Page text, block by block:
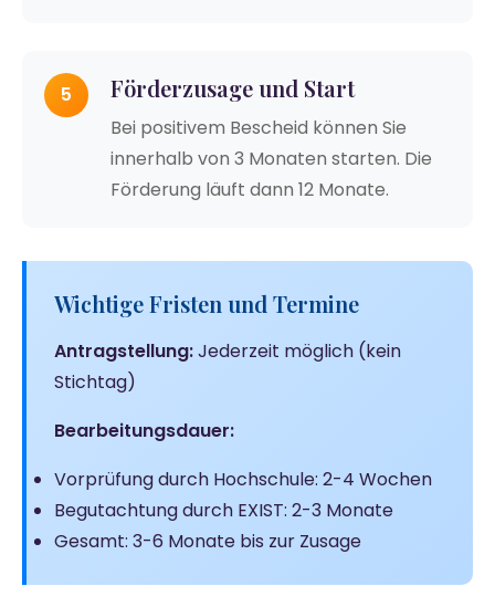
5 Förderzusage und Start
Bei positivem Bescheid können Sie
innerhalb von 3 Monaten starten. Die
Förderung läuft dann 12 Monate.
Wichtige Fristen und Termine
Antragstellung:Jederzeit möglich (kein
Stichtag)
Bearbeitungsdauer:
Vorprüfung durch Hochschule: 2-4 Wochen
Begutachtung durch EXIST: 2-3 Monate
Gesamt: 3-6 Monate bis zur Zusage